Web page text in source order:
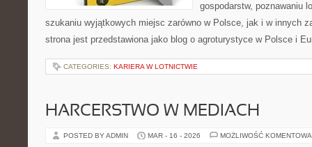
gospodarstw, poznawaniu
szukaniu wyjątkowych miejsc zarówno w Polsce, jak i w innych
strona jest przedstawiona jako blog o agroturystyce w Polsce i
CATEGORIES: KARIERA W LOTNICTWIE
HARCERSTWO W MEDIACH
POSTED BY ADMIN MAR - 16 - 2026 MOŻLIWOŚĆ